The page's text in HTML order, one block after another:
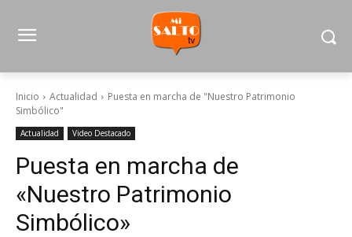
Inicio Actualidad
Puesta en marcha de "Nuestro Patrimonio
Simbólico"
Actualidad Video Destacado
Puesta en marcha de
«Nuestro Patrimonio
Simbólico»